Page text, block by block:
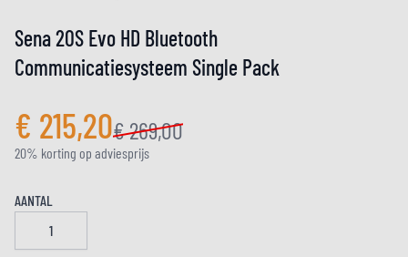
Sena 20S Evo HD Bluetooth
Communicatiesysteem Single Pack
€ 215,20€ 269,00
20% korting op adviesprijs
AANTAL